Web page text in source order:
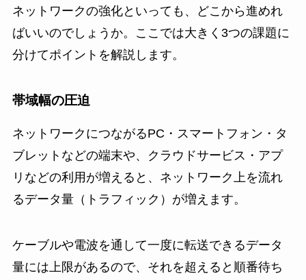
ネットワークの強化といっても、どこから進めれ
ばいいのでしょうか。ここでは大きく3つの課題に
分けてポイントを解説します。
帯域幅の圧迫
ネットワークにつながるPC・スマートフォン・タ
ブレットなどの端末や、クラウドサービス・アプ
リなどの利用が増えると、ネットワーク上を流れ
るデータ量（トラフィック）が増えます。
ケーブルや電波を通して一度に転送できるデータ
量には上限があるので、それを超えると順番待ち